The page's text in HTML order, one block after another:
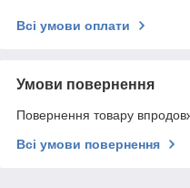
Всі умови оплати
Умови повернення
Повернення товару
Всі умови повернення